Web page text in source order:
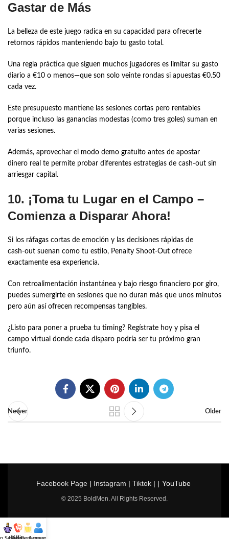
Gastar de Más
La belleza de este juego radica en su capacidad para ofrecerte
retornos rápidos manteniendo bajo tu gasto total.
Una regla práctica que siguen muchos jugadores es limitar su gasto
diario a €10 o menos—que son solo veinte rondas si apuestas €0.50
cada vez.
Este presupuesto mantiene las sesiones cortas pero rentables
porque incluso las ganancias modestas (como tres goles) suman en
varias sesiones.
Además, aprovechar el modo demo gratuito antes de apostar
dinero real te permite probar diferentes estrategias de cash‑out sin
arriesgar capital.
10. ¡Toma tu Lugar en el Campo –
Comienza a Disparar Ahora!
Si los ráfagas cortas de emoción y las decisiones rápidas de
cash‑out suenan como tu estilo, Penalty Shoot‑Out ofrece
exactamente esa experiencia.
Con retroalimentación instantánea y bajo riesgo financiero por giro,
puedes sumergirte en sesiones que no duran más que unos minutos
pero aún así ofrecen recompensas tangibles.
¿Listo para poner a prueba tu timing? Regístrate hoy y pisa el
campo virtual donde cada disparo podría ser tu próximo gran
triunfo.
Newer Older
Facebook Page| Instagram | Tiktok| | YouTube
© 2025 BoldMen. All Rights Reserved.